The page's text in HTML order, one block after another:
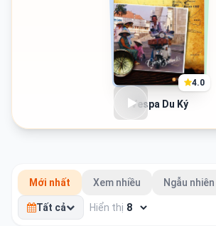
4.0
Vespa Du Ký
Mới nhất Xem nhiều Ngẫu nhiên
Tất cả Hiển thị